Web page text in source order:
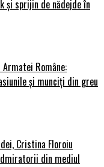
și sprijin de nădejde în
Române:
și munciți din greu
Cristina Floroiu
din mediul